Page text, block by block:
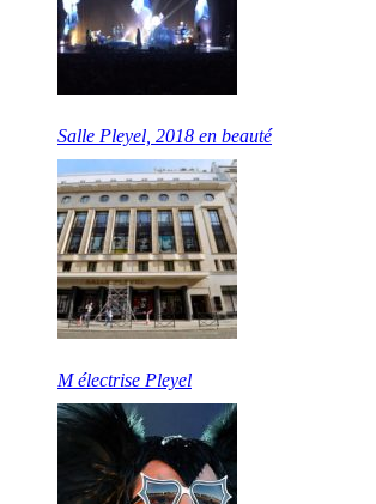
Salle Pleyel, 2018 en beauté
M électrise Pleyel